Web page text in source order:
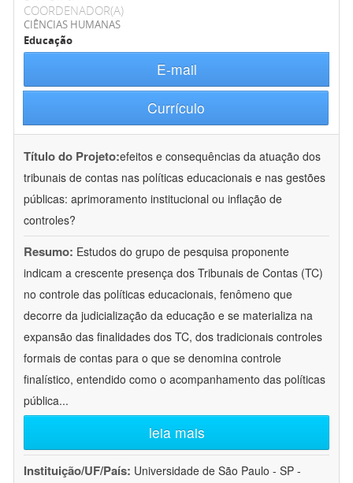
COORDENADOR(A)
CIÊNCIAS HUMANAS
Educação
E-mail
Currículo
Título do Projeto:efeitos e consequências da atuação dos
tribunais de contas nas políticas educacionais e nas gestões
públicas: aprimoramento institucional ou inflação de
controles?
Resumo: Estudos do grupo de pesquisa proponente
indicam a crescente presença dos Tribunais de Contas (TC)
no controle das políticas educacionais, fenômeno que
decorre da judicialização da educação e se materializa na
expansão das finalidades dos TC, dos tradicionais controles
formais de contas para o que se denomina controle
finalístico, entendido como o acompanhamento das políticas
pública...
leia mais
Instituição/UF/País: Universidade de São Paulo - SP -